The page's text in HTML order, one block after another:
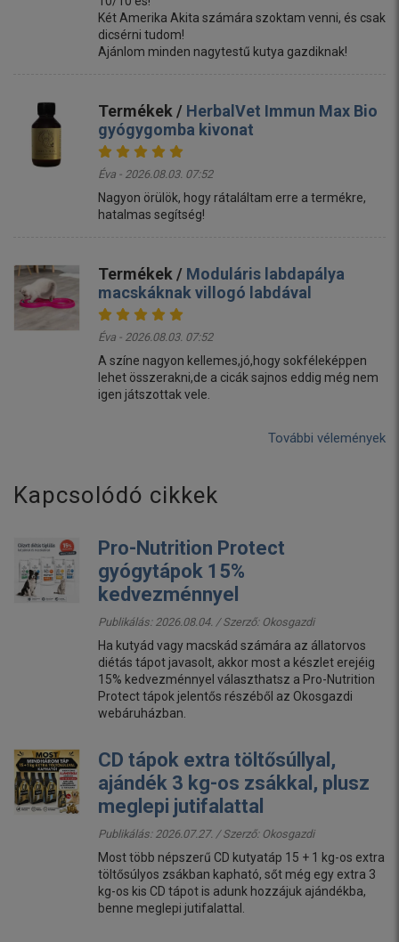
Két Amerika Akita számára szoktam venni, és csak
dicsérni tudom!
Ajánlom minden nagytestű kutya gazdiknak!
Termékek / HerbalVet Immun Max Bio
gyógygomba kivonat
Éva - 2026.08.03. 07:52
Nagyon örülök, hogy rátaláltam erre a termékre,
hatalmas segítség!
Termékek / Moduláris labdapálya
macskáknak villogó labdával
Éva - 2026.08.03. 07:52
A színe nagyon kellemes,jó,hogy sokféleképpen
lehet összerakni,de a cicák sajnos eddig még nem
igen játszottak vele.
További vélemények
Kapcsolódó cikkek
Pro-Nutrition Protect
gyógytápok 15%
kedvezménnyel
Publikálás: 2026.08.04. / Szerző: Okosgazdi
Ha kutyád vagy macskád számára az állatorvos
diétás tápot javasolt, akkor most a készlet erejéig
15% kedvezménnyel választhatsz a Pro-Nutrition
Protect tápok jelentős részéből az Okosgazdi
webáruházban.
CD tápok extra töltősúllyal,
ajándék 3 kg-os zsákkal, plusz
meglepi jutifalattal
Publikálás: 2026.07.27. / Szerző: Okosgazdi
Most több népszerű CD kutyatáp 15 + 1 kg-os extra
töltősúlyos zsákban kapható, sőt még egy extra 3
kg-os kis CD tápot is adunk hozzájuk ajándékba,
benne meglepi jutifalattal.